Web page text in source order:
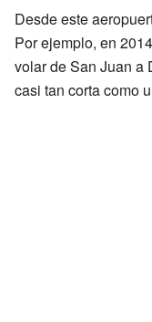
Desde este
Por ejemplo, en
volar de San Juan a
casi tan corta como